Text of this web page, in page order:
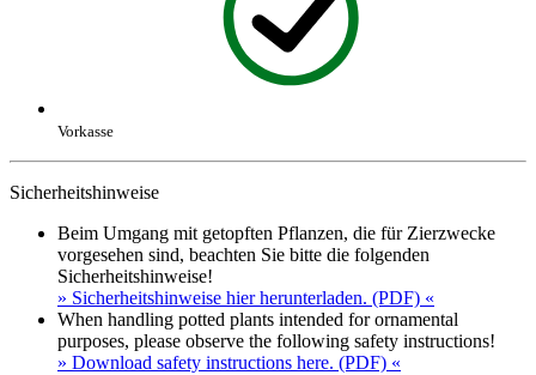
Vorkasse
Sicherheitshinweise
Beim Umgang mit getopften Pflanzen, die für Zierzwecke
vorgesehen sind, beachten Sie bitte die folgenden
Sicherheitshinweise!
» Sicherheitshinweise hier herunterladen. (PDF) «
When handling potted plants intended for ornamental
purposes, please observe the following safety instructions!
» Download safety instructions here. (PDF) «